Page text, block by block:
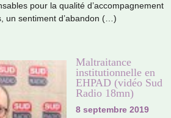
pour la qua­lité d’accom­pa­gne­ment
un sen­ti­ment d’aban­don (…)
Maltraitance
institutionnelle en
EHPAD (vidéo Sud
Radio 18mn)
8 septembre 2019